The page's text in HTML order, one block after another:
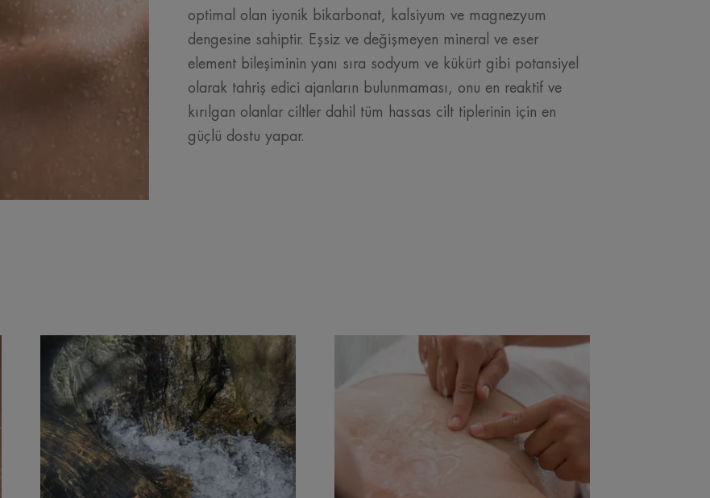
optimal olan iyonik bikarbonat, kalsiyum ve magnezyum
dengesine sahiptir. Eşsiz ve değişmeyen mineral ve eser
element bileşiminin yanı sıra sodyum ve kükürt gibi potansiyel
olarak tahriş edici ajanların bulunmaması, onu en reaktif ve
kırılgan olanlar ciltler dahil tüm hassas cilt tiplerinin için en
güçlü dostu yapar.